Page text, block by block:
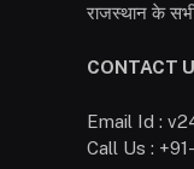
राजस्थान के
CONTACT
Email Id :
Call Us :